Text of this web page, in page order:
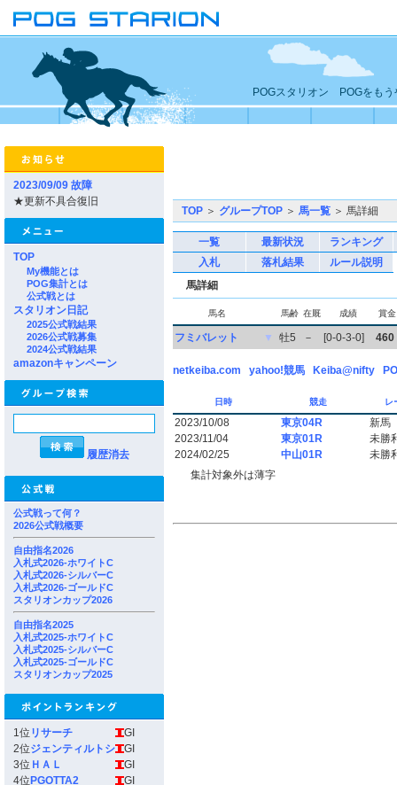
POGスタリオン POGをもう
2023/09/09 故障
★更新不具合復旧
TOP
My機能とは
POG集計とは
公式戦とは
スタリオン日記
2025公式戦結果
2026公式戦募集
2024公式戦結果
amazonキャンペーン
履歴消去
公式戦って何？
2026公式戦概要
自由指名2026
入札式2026-ホワイトC
入札式2026-シルバーC
入札式2026-ゴールドC
スタリオンカップ2026
自由指名2025
入札式2025-ホワイトC
入札式2025-シルバーC
入札式2025-ゴールドC
スタリオンカップ2025
1位 リサーチ
GI
2位ジェンティルトシ
GI
3位 ＨＡＬ
GI
4位 PGOTTA2
GI
TOP ＞ グループTOP ＞ 馬一覧 ＞ 馬詳細
一覧 最新状況
ランキング
入札
落札結果
ルール説明
馬詳細
馬名 馬齢 在厩 成績 賞金
フミバレット ▼ 牡5 － [0-0-3-0] 460
netkeiba.com yahoo!競馬 Keiba@nifty
日時 競走 レ
2023/10/08 東京04R
新馬
2023/11/04
東京01R
未勝
2024/02/25
中山01R
未勝
集計対象外は薄字